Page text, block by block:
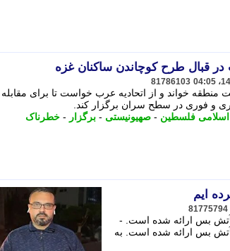
قبال طرح کوچاندن ساکنان غزه
81786103
خواند و از اتحادیه عرب خواست تا برای مقابله
و فوری در سطح سران برگزار کند.
فلسطین - صهیونیستی - برگزار - خطرناک
ایم
81775794
آتش بس ارائه شده است. -
آتش بس ارائه شده است. به